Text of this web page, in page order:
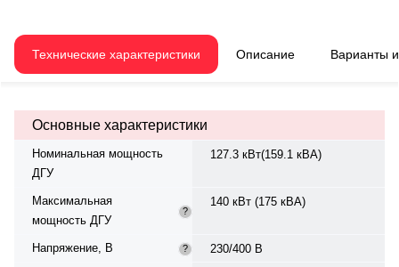
регулятор. Рабочий объём — 6.5
л, охлаждение жидкостное (32 л),
Leroy Somer E220TD, класс
изоляции H, 50 Гц, IP 23. Расход
(75%), 17.4 л/ч (50%). Топливный
бак — 256 л. Степень сжатия —
4.65. Наличие в реестре
Минпромторга: да. Вес — 1317 кг,
Производство: Турция, гарантия
Технические характеристики Описание Варианты
Основные характеристики
Номинальная мощность
ДГУ
127.3 кВт(159.1 кВА)
Максимальная
мощность ДГУ
?
140 кВт (175 кВА)
Напряжение, В ?
230/400 В